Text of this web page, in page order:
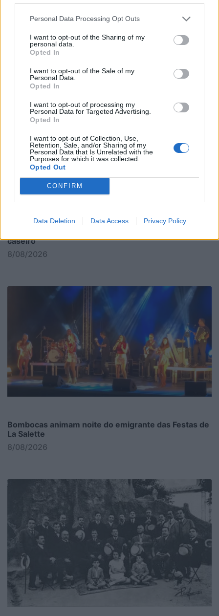
Personal Data Processing Opt Outs
I want to opt-out of the Sharing of my
personal data.
Opted In
I want to opt-out of the Sale of my
Personal Data.
Opted In
I want to opt-out of processing my
Personal Data for Targeted Advertising.
Opted In
I want to opt-out of Collection, Use,
Retention, Sale, and/or Sharing of my
Personal Data that Is Unrelated with the
Purposes for which it was collected.
Opted Out
CONFIRM
Data Deletion Data Access Privacy Policy
caseiro
8/08/2026
Bombocas animam noite do emigrante das Festas de
La Salette
8/08/2026